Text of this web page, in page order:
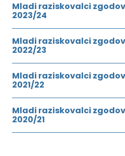
Mladi raziskovalci
2023/24
Mladi raziskovalci
2022/23
Mladi raziskovalci
2021/22
Mladi raziskovalci
2020/21